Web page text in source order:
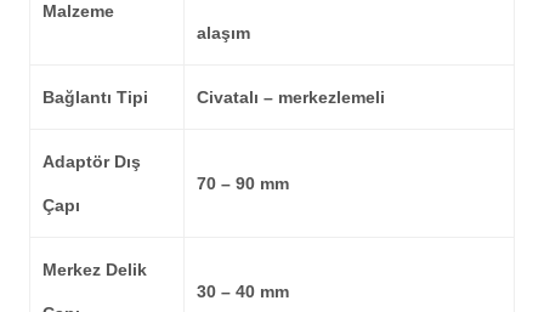
Malzeme
alaşım
Bağlantı Tipi Civatalı – merkezlemeli
Adaptör Dış
Çapı
70 – 90 mm
Merkez Delik
30 – 40 mm